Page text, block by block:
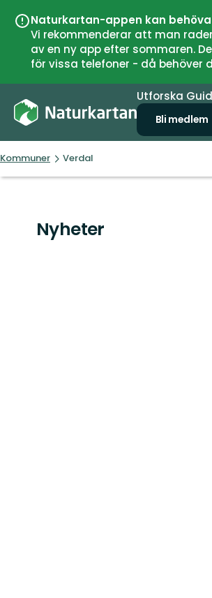
Naturkartan-appen kan
Vi rekommenderar att man
av en ny app efter sommaren.
för vissa telefoner - då behöver
Utforska
Bli medlem
Kommuner Verdal
Nyheter